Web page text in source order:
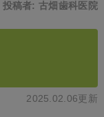
投稿者:古畑歯科医院
2025.02.06更新